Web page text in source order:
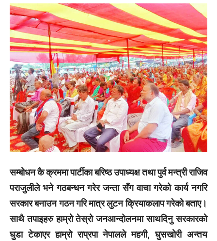
सम्बोधन कै क्रममा पार्टीका बरिष्ठ उपाध्यक्ष तथा पुर्व मन्त्री राजिव
पराजुलीले भने गठबन्धन गरेर जन्ता सँग वाचा गरेको कार्य नगरि
सरकार बनाउन गठन गरि मात्र लुटन क्रियाकलाप गरेको बताए‌।
साथै तपाइहरु हाम्रो तेस्रो जनआन्दोलनमा साथदिनु सरकारको
घुडा टेकाएर हाम्रो राप्रपा नेपालले महगी, घुसखोरी अन्तय